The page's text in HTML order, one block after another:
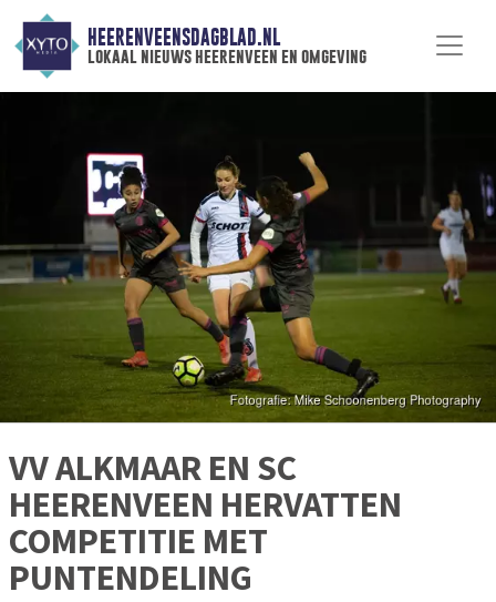
HEERENVEENSDAGBLAD.NL
lokaal nieuws heerenveen en omgeving
VV ALKMAAR EN SC
HEERENVEEN HERVATTEN
COMPETITIE MET
PUNTENDELING